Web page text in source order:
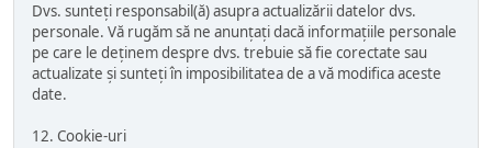
Dvs. sunteți responsabil(ă) asupra actualizării datelor dvs.
personale. Vă rugăm să ne anunțați dacă informațiile personale
pe care le deținem despre dvs. trebuie să fie corectate sau
actualizate și sunteți în imposibilitatea de a vă modifica aceste
date.
12. Cookie-uri